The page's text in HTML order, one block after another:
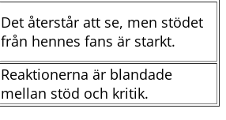
Det återstår att se, men stödet
från hennes fans är starkt.
Reaktionerna är blandade
mellan stöd och kritik.